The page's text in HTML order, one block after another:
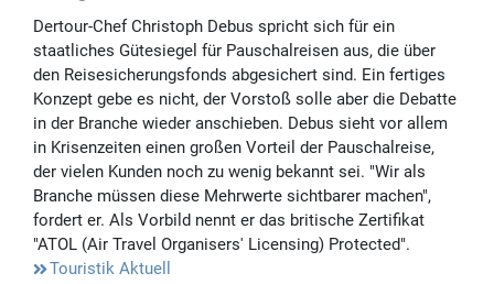
Dertour-Chef Christoph Debus spricht sich für ein
staatliches Gütesiegel für Pauschalreisen aus, die über
den Reisesicherungsfonds abgesichert sind. Ein fertiges
Konzept gebe es nicht, der Vorstoß solle aber die Debatte
in der Branche wieder anschieben. Debus sieht vor allem
in Krisenzeiten einen großen Vorteil der Pauschalreise,
der vielen Kunden noch zu wenig bekannt sei. "Wir als
Branche müssen diese Mehrwerte sichtbarer machen",
fordert er. Als Vorbild nennt er das britische Zertifikat
"ATOL (Air Travel Organisers' Licensing) Protected".
Touristik Aktuell